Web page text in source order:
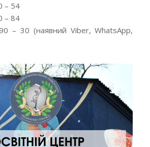
– 54
– 84
– 30 (наявний Viber,WhatsApp,